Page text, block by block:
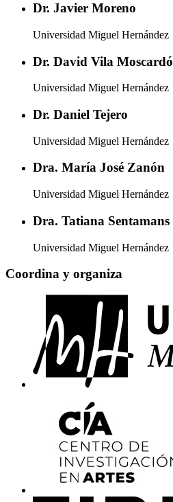
Dr. Javier Moreno
Universidad Miguel Hernández
Dr. David Vila Moscardó
Universidad Miguel Hernández
Dr. Daniel Tejero
Universidad Miguel Hernández
Dra. María José Zanón
Universidad Miguel Hernández
Dra. Tatiana Sentamans
Universidad Miguel Hernández
Coordina y organiza